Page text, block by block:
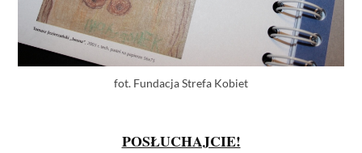
fot. Fundacja Strefa Kobiet
POSŁUCHAJCIE!